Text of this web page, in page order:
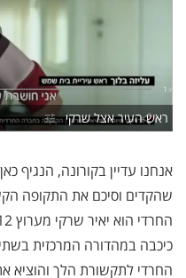
ראש העיר אצל שרקי
אנחנו עדיין בקורונה, הנגיף
שהקדים וסיכם את התקופה
כיכבה במהדורה המרכזית
החרדי לתקשורת הלך והוציא